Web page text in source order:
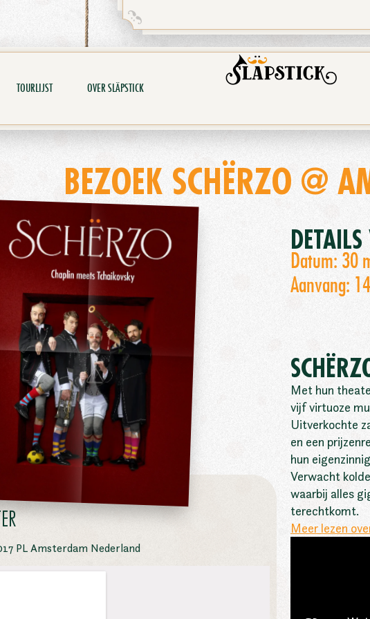
TOURLIJST OVER SLÄPSTICK
BEZOEK SCHËRZO @
Datum: 30
Aanvang:
Met hun
vijf virtuoze
Uitverkochte
en een
hun
Verwacht
waarbij alles
terechtkomt.
Meer lezen
PL Amsterdam Nederland